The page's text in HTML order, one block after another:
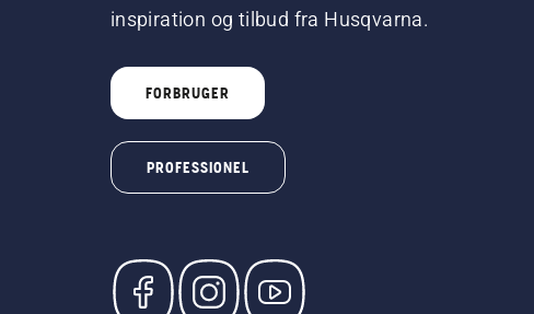
inspiration og tilbud fra Husqvarna.
FORBRUGER
PROFESSIONEL